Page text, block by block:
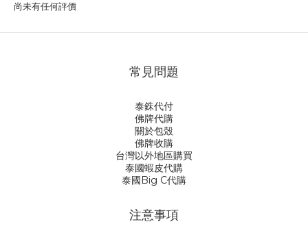
尚未有任何評價
常見問題
泰銖代付
佛牌代購
關於包殼
佛牌收購
台灣以外地區購買
泰國蝦皮代購
泰國Big C代購
注意事項